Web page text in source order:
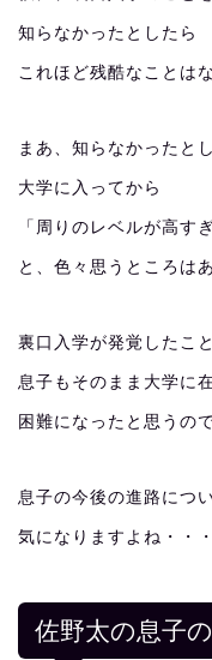
知らなかったとしたら
これほど残酷なことは
まあ、知らなかったと
大学に入ってから
「周りのレベルが高す
と、色々思うところは
裏口入学が発覚したこ
息子もそのまま大学に
困難になったと思うの
息子の今後の進路につ
気になりますよね・・・
佐野太の息子